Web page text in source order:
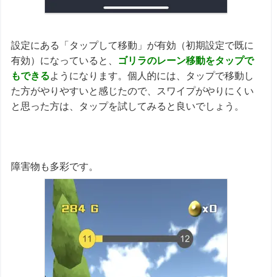
設定にある「タップして移動」が有効（初期設定で既に
有効）になっていると、
ゴリラのレーン移動をタップで
もできるようになります。個人的には、タップで移動し
た方がやりやすいと感じたので、スワイプがやりにくい
と思った方は、タップを試してみると良いでしょう。
障害物も多彩です。